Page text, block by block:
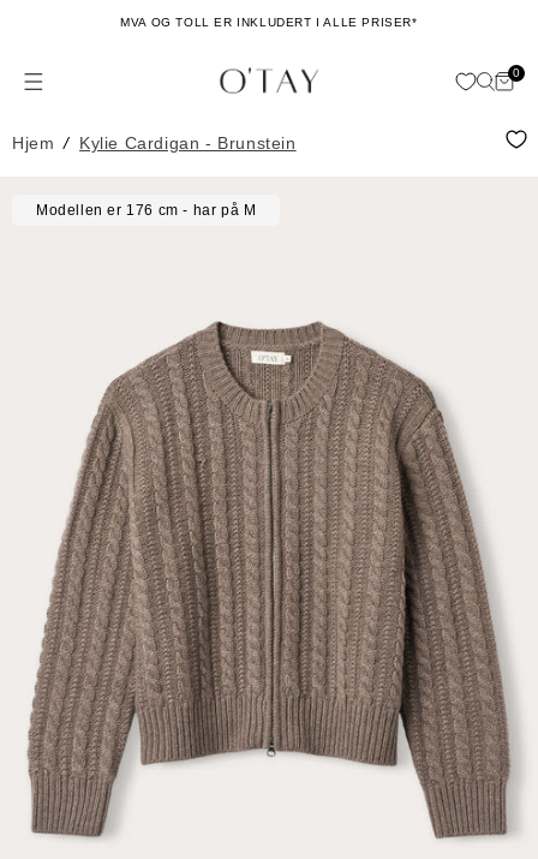
MVA OG TOLL ER INKLUDERT I ALLE PRISER*
no.general.menu 00
Hjem / Kylie Cardigan - Brunstein
Modellen er 176 cm - har på M